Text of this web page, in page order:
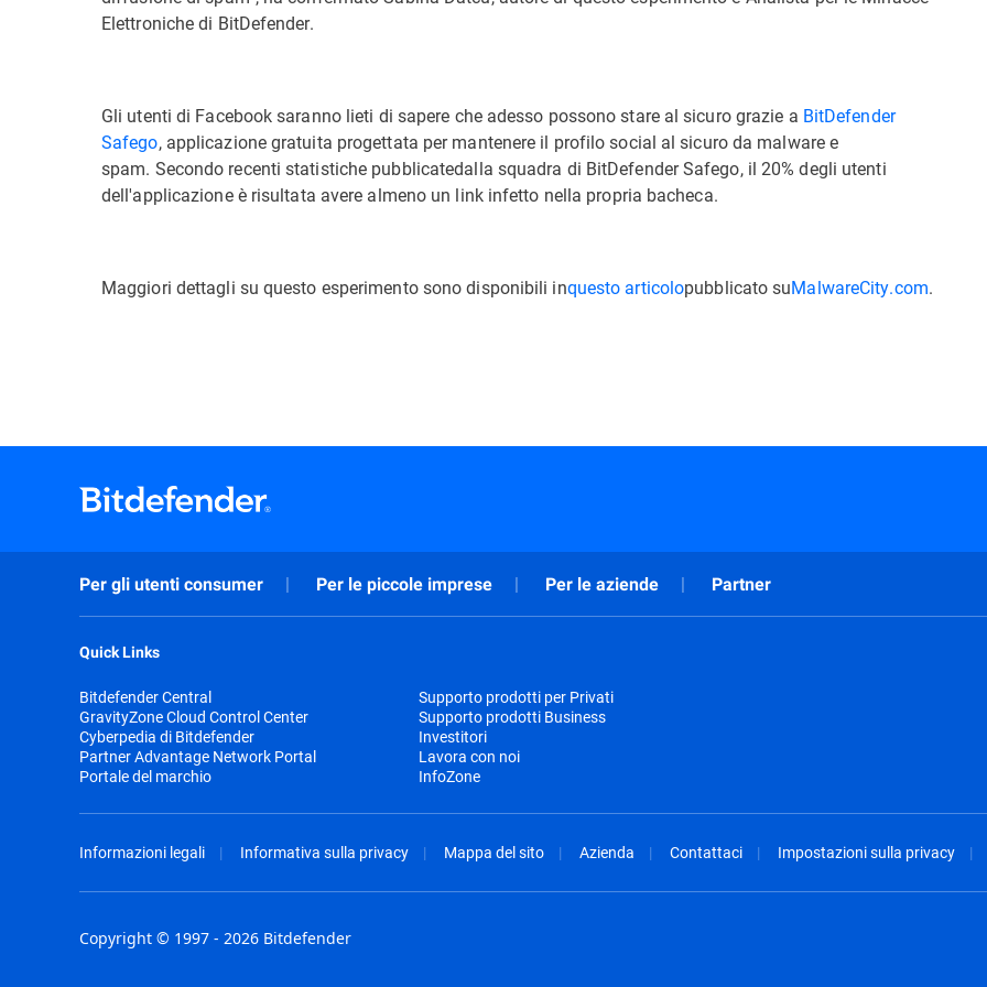
Elettroniche di BitDefender.
Gli utenti di Facebook saranno lieti di sapere che adesso possono stare al sicuro grazie a BitDefender
Safego, applicazione gratuita progettata per mantenere il profilo social al sicuro da malware e
spam. Secondo recenti statistiche pubblicatedalla squadra di BitDefender Safego, il 20% degli utenti
dell'applicazione è risultata avere almeno un link infetto nella propria bacheca.
Maggiori dettagli su questo esperimento sono disponibili inquesto articolopubblicato suMalwareCity.com.
Per gli utenti consumer Per le piccole imprese Per le aziende Partner
Quick Links
Bitdefender Central
GravityZone Cloud Control Center
Cyberpedia di Bitdefender
Partner Advantage Network Portal
Portale del marchio
Supporto prodotti per Privati
Supporto prodotti Business
Investitori
Lavora con noi
InfoZone
Informazioni legali Informativa sulla privacy Mappa del sito Azienda Contattaci Impostazioni sulla privacy
Copyright © 1997 - 2026 Bitdefender